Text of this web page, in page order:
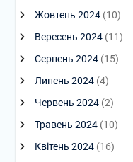
Жовтень 2024(10)
Вересень 2024(11)
Серпень 2024(15)
Липень 2024(4)
Червень 2024(2)
Травень 2024(10)
Квітень 2024(16)